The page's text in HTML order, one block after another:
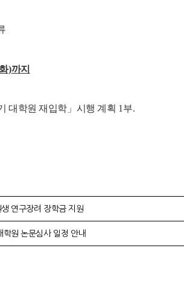
)까지
대학원 재입학」 시행 계획 1 부.
연구장려 장학금 지원
학원 논문심사 일정 안내